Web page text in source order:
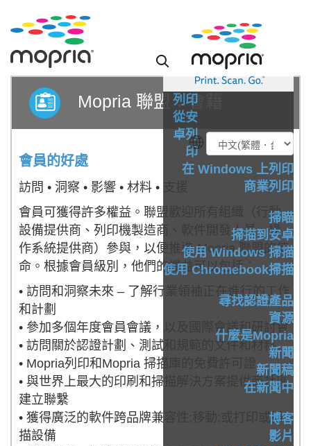
列印
從安
卓列
印
在 Windows 上列印
商業列印
掃瞄
掃描到安卓
使用 Windows 掃描
使用 Chromebook掃描
尋找認證產品
資源
什麼是Mopria
新聞
新聞稿
在新聞中
博客
影片
Mopria 聯盟：會籍
會員的好處
訪問 • 洞察 • 影響 • 材料 • 支援
會員可獲得許多權益。聯盟歡迎所有組織（行動
設備提供商、列印機製造商、軟件開發人員、操
作系統提供商）參與，以便推進 Mopria 聯盟的使
命。根據會員級別，他們的權益可以包括：
• 訪問和洞察未來 – 了解行業領袖正在進行的工作
和計劃
• 參加多個年度會員會議，以及國際會議和硏討會
• 訪問關於認證計劃、測試和規範的文件和材料
• Mopria列印和Mopria 掃描庫的免費許可證
• 與世界上最大的印刷和掃描解決方案提供商社區
建立聯繫
• 獲得廣泛的軟件跨品牌兼容性;移動;或打印或掃
描設備